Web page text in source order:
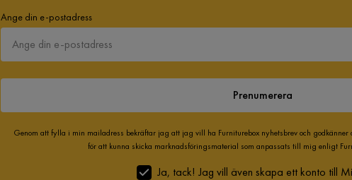
Ange din e-postadress
Prenumerera
Genom att fylla i min mailadress bekräftar jag att jag vill ha Furniturebox nyhetsbrev och
för att kunna skicka marknadsföringsmaterial som anpassats till mig enligt
Ja, tack! Jag vill även skapa ett konto till